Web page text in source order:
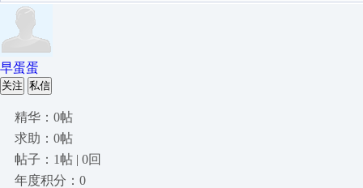
早蛋蛋
关注 私信
精华：0帖
求助：0帖
帖子：1帖 | 0回
年度积分：0